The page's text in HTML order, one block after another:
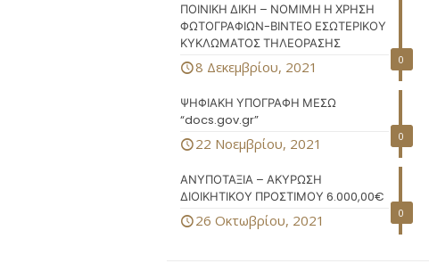
0
ΠΟΙΝΙΚΗ ΔΙΚΗ – ΝΟΜΙΜΗ Η ΧΡΗΣΗ
ΦΩΤΟΓΡΑΦΙΩΝ-ΒΙΝΤΕΟ ΕΣΩΤΕΡΙΚΟΥ
ΚΥΚΛΩΜΑΤΟΣ ΤΗΛΕΟΡΑΣΗΣ
8 Δεκεμβρίου, 2021
0
ΨΗΦΙΑΚΗ ΥΠΟΓΡΑΦΗ ΜΕΣΩ
“docs.gov.gr”
22 Νοεμβρίου, 2021
0
ΑΝΥΠΟΤΑΞΙΑ – ΑΚΥΡΩΣΗ
ΔΙΟΙΚΗΤΙΚΟΥ ΠΡΟΣΤΙΜΟΥ 6.000,00€
26 Οκτωβρίου, 2021